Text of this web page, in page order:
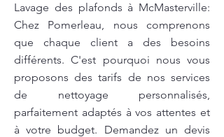
Lavage des plafonds à McMasterville:
Chez Pomerleau, nous comprenons
que chaque client a des besoins
différents. C'est pourquoi nous vous
proposons des tarifs de nos services
de nettoyage personnalisés,
parfaitement adaptés à vos attentes et
à votre budget. Demandez un devis